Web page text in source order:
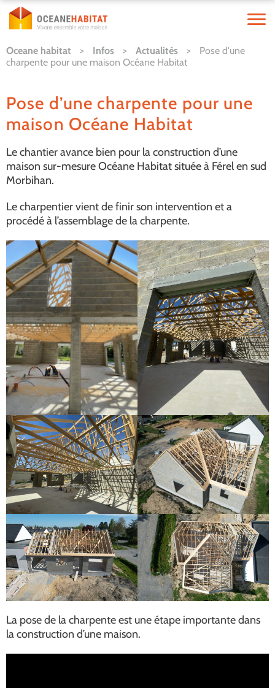
Oceane habitat > Infos > Actualités >
Pose d'une
charpente pour une maison Océane Habitat
Pose d’une charpente pour une
maison Océane Habitat
Le chantier avance bien pour la construction d’une
maison sur-mesure Océane Habitat située à Férel en sud
Morbihan.
Le charpentier vient de finir son intervention et a
procédé à l’assemblage de la charpente.
La pose de la charpente est une étape importante dans
la construction d’une maison.